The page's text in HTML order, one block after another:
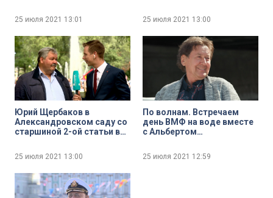
25 июля 2021 13:01 25 июля 2021 13:00
Юрий Щербаков в
Александровском саду со
старшиной 2-ой статьи в
25 июля 2021 13:00
По волнам. Встречаем
день ВМФ на воде вместе
с Альбертом
25 июля 2021 12:59